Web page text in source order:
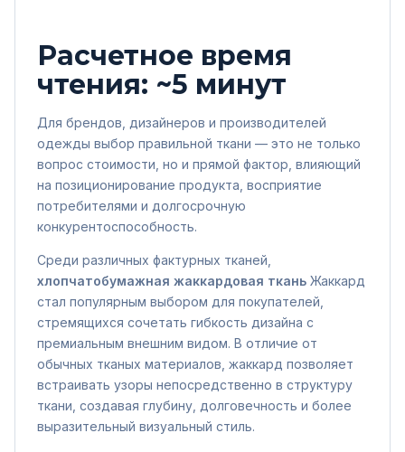
Расчетное время
чтения: ~5 минут
Для брендов, дизайнеров и производителей
одежды выбор правильной ткани — это не только
вопрос стоимости, но и прямой фактор, влияющий
на позиционирование продукта, восприятие
потребителями и долгосрочную
конкурентоспособность.
Среди различных фактурных тканей,
хлопчатобумажная жаккардовая ткань Жаккард
стал популярным выбором для покупателей,
стремящихся сочетать гибкость дизайна с
премиальным внешним видом. В отличие от
обычных тканых материалов, жаккард позволяет
встраивать узоры непосредственно в структуру
ткани, создавая глубину, долговечность и более
выразительный визуальный стиль.